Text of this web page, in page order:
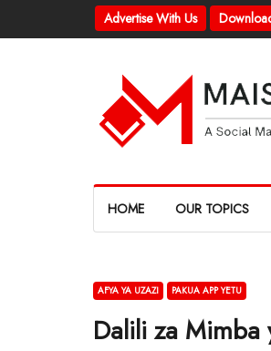
Advertise With Us
HOME OUR TOPICS
AFYA YA UZAZI PAKUA APP YETU
Dalili za